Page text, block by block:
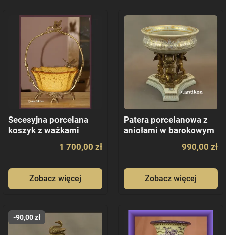
Secesyjna porcelana
koszyk z ważkami
1 700,00 zł
Zobacz więcej
Patera porcelanowa z
aniołami w barokowym
990,00 zł
Zobacz więcej
-90,00 zł